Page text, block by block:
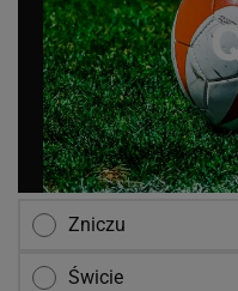
Zniczu
Świcie